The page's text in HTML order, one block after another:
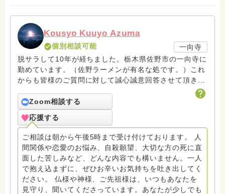
Kousyo Kuuyo Azuma
個別相談可能
一向寺
脱サラして10年が経ちました。栃木県佐野市の一向寺に
勤めています。（佐野ラーメンが有名な処です。）これ
からも皆様のご質問に対して誠心誠意回答させて頂きた
いと存じます。まだまだ修行中の身ですので至らぬ点あ
ろうかとは存じますが共に精進して参りましょうね。お
寺にもお気軽に遊びに来てください。
Zoom相談する
応援する
ご相談は朝から午後5時まで受け付けております。 人
間関係や恋愛のお悩み、自殺願望、大切な方の死に直
面した苦しみなど、どんな内容でも構いません。一人
で抱え込まずに、ぜひお辛いお気持ちを吐き出してく
ださい。 仏様や神様、ご先祖様は、いつもあなたを
見守り、聞いてくださっています。あなたが少しでも